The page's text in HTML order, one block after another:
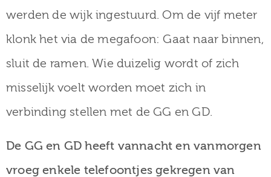
werden de wijk ingestuurd. Om de vijf meter
klonk het via de megafoon: Gaat naar binnen,
sluit de ramen. Wie duizelig wordt of zich
misselijk voelt worden moet zich in
verbinding stellen met de GG en GD.
De GG en GD heeft vannacht en vanmorgen
vroeg enkele telefoontjes gekregen van